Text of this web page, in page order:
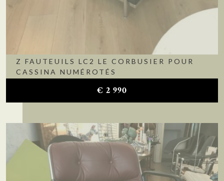
Z FAUTEUILS LC2 LE CORBUSIER POUR
CASSINA NUMÉROTÉS
€ 2 990